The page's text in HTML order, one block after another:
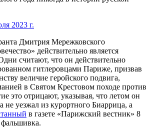
2023 г.
Дмитрия Мережковского
действительно является
считают, что он действительно
гитлеровцами Париже, призвав
величие геройского подвига,
в Святом Крестовом походе против
это отрицают, указывая, что летом он
не уезжал из курортного Биаррица, а
в газете «Парижский вестник» 8